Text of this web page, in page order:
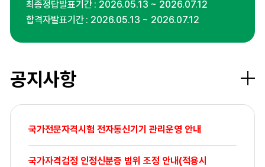
최종정답발표기간
2026.05.13 ~ 2026.07.12
합격자발표기간
2026.05.13 ~ 2026.07.12
공지사항
국가전문자격시험 전자통신기기 관리운영 안내
국가자격검정 인정신분증 범위 조정 안내(적용시
더보